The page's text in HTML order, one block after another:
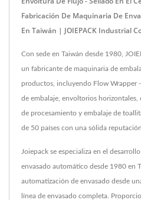
Fabricación De Maquinaria De
En Taiwán | JOIEPACK Industrial
Con sede en Taiwán desde 1980,
un fabricante de maquinaria de
productos, incluyendo Flow Wrapper
de embalaje, envoltorios
de procesamiento y embalaje de
de 50 países con una sólida reputación.
Joiepack se especializa en el
envasado automático desde 1980 en
automatización de envasado desde
línea de envasado completa.